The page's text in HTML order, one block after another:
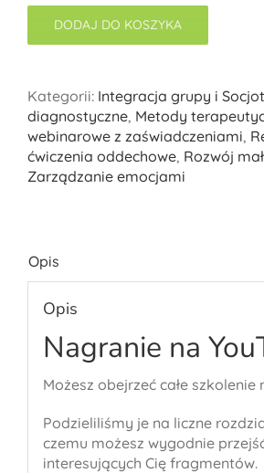
DODAJ DO KOSZYKA
Kategorii: Integracja grupy i
diagnostyczne, Metody
webinarowe z zaświadczeniami,
ćwiczenia oddechowe, Rozwój
Zarządzanie emocjami
Opis
Opis
Nagranie na
Możesz obejrzeć całe szkolenie
Podzieliliśmy je na liczne
czemu możesz wygodnie
interesujących Cię fragmentów.